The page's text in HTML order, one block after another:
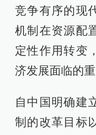
竞争有序的现
机制在资源配
定性作用转变
济发展面临的重
自中国明确建
制的改革目标